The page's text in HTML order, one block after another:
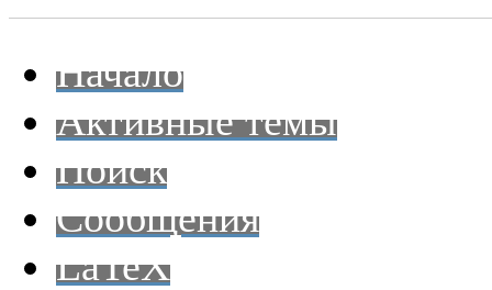
Начало
Активные темы
Поиск
Сообщения
LaTeX